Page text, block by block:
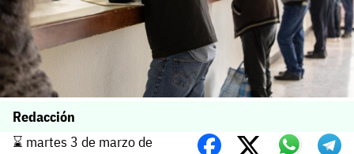
Redacción
⌛️ martes 3 de marzo de